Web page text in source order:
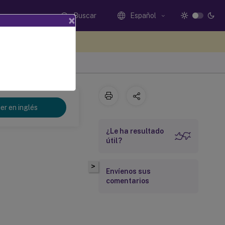
Buscar Español
en inglés
>
¿Le ha resultado
útil?
Envíenos sus
comentarios
×